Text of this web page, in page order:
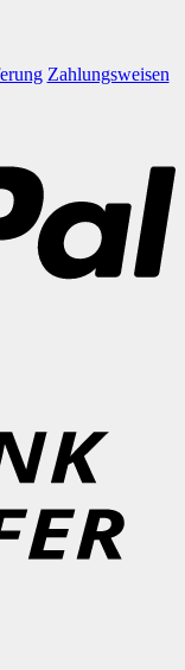
Zahlungsweisen